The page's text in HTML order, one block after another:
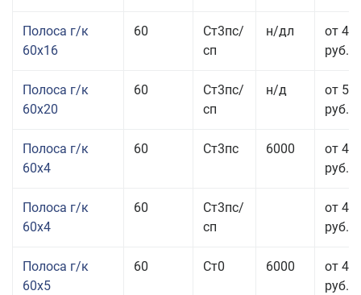
Полоса г/к
60x16
60
Ст3пс/
сп
н/дл
от 48
руб.
Полоса г/к
60x20
60
Ст3пс/
сп
н/д
от 53
руб.
Полоса г/к
60x4
60 Ст3пс 6000
от 45
руб.
Полоса г/к
60x4
60
Ст3пс/
сп
от 45
руб.
Полоса г/к
60x5
60 Ст0 6000
от 42
руб.